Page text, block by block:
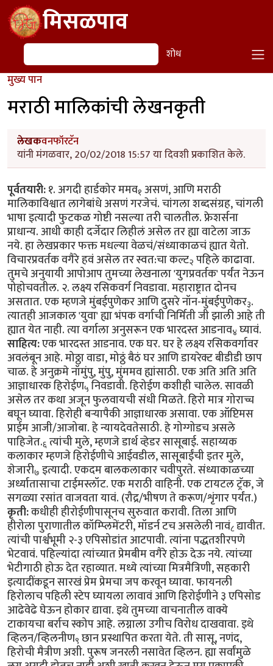
Skip to main contentमिसळपाव
शोध शोध
मुख्य पान
मराठी मालिकांची लेखनकृती
लेखकवनफॉरटॅन
यांनी मंगळवार, 20/02/2018 15:57 या दिवशी प्रकाशित केले.
पूर्वतयारी:१. अगदी हार्डकोर ममव१ असणं, आणि मराठी
मालिकाविश्वात लागेबांधे असणं गरजेचं. चांगला शब्दसंग्रह, चांगली
भाषा इत्यादी फुटकळ गोष्टी नसल्या तरी चालतील. फ्रेशर्सना
प्राधान्य. आधी काही दर्जेदार लिहीलं असेल तर ह्या वाटेला जाऊ
नये. हा लेखप्रकार फक्त मधल्या वेळचं/संध्याकाळचं ह्यात येतो.
विचारप्रवर्तक वगैरे हवं असेल तर स्वत:चा कल्ट२ पहिले काढावा.
तुमचे अनुयायी आपोआप तुमच्या लेखनाला 'युगप्रवर्तक' पर्यंत नेऊन
पोहोचवतील. २. लक्ष्य रसिकवर्ग निवडावा. महाराष्ट्रात दोनच
असतात. एक म्हणजे मुंबईपुणेकर आणि दुसरे नॉन-मुंबईपुणेकर३.
त्यातही आजकाल 'युवा' ह्या भंपक वर्गाची निर्मिती जी झाली आहे ती
ह्यात येत नाही. त्या वर्गाला अनुसरून एक भारदस्त आडनाव४ घ्यावं.
साहित्य:एक भारदस्त आडनाव. एक घर. घर हे लक्ष्य रसिकवर्गावर
अवलंबून आहे. मोठ्ठा वाडा, मोठ्ठं बैठं घर आणि डायरेक्ट बीडीडी छाप
चाळ. हे अनुक्रमे नॉमुंपु, मुंपु, मुंममव ह्यांसाठी. एक अति अति अति
आज्ञाधारक हिरोईण५ निवडावी. हिरोईण कशीही चालेल. सावळी
असेल तर कथा अजून फुलवायची संधी मिळते. हिरो मात्र गोराच्च
बघून घ्यावा. हिरोही बऱ्यापैकी आज्ञाधारक असावा. एक ऑप्टिमस
प्राईम आजी/आजोबा. हे न्यायदेवतेसाठी. हे गोग्गोडच असले
पाहिजेत.६त्यांची मुले, म्हणजे डार्थ व्हेडर सासूबाई. सहाय्यक
कलाकार म्हणजे हिरोईणीचे आईवडील, सासूबाईंची इतर मुले,
शेजारी७ इत्यादी. एकदम बालकलाकार चवीपुरते. संध्याकाळच्या
अर्ध्यातासाचा टाईमस्लॉट. एक मराठी वाहिनी. एक टायटल ट्रॅक, जे
सगळ्या रसांत वाजवता यावं. (रौद्र/भीषण ते करूण/शृंगार पर्यंत.)
कृती:कधीही हीरोईणीपासूनच सुरुवात करावी. तिला आणि
हीरोला पुराणातील कॉम्प्लिमेंटरी, मॉडर्न टच असलेली नावं८द्यावीत.
त्यांची पार्श्वभूमी २-३ एपिसोडांत आटपावी. त्यांना पद्धतशीरपणे
भेटवावं. पहिल्यांदा त्यांच्यात प्रेमबीम वगैरे होऊ देऊ नये. त्यांच्या
भेटीगाठी होऊ देत रहाव्यात. मध्ये त्यांच्या मित्रमैत्रिणी, सहकारी
इत्यादींकडून सारखं प्रेम प्रेमचा जप करवून घ्यावा. फायनली
हिरोलाच पहिली स्टेप घ्यायला लावावं आणि हिरोईणीने ३ एपिसोड
आढेवेढे घेऊन होकार द्यावा. इथे तुमच्या वाचनातील वाक्ये
टाकायचा बर्राच स्कोप आहे. लग्नाला उगीच विरोध दाखवावा. इथे
व्हिलन/व्हिलनीण९ छान प्रस्थापित करता येते. ती सासू, नणंद,
हिरोची मैत्रीण अशी. पुरूष जनरली नसावेत व्हिलन. ह्या सर्वांमुळे